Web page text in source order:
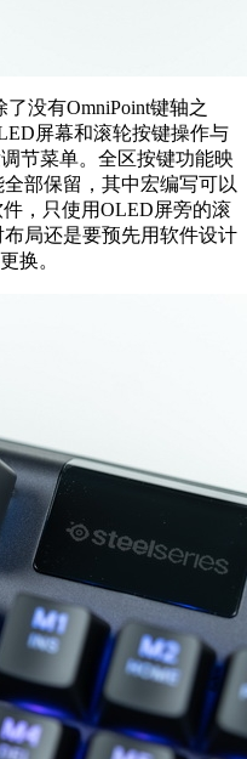
没有OmniPoint键轴之
屏幕和滚轮按键操作与
节菜单。全区按键功能映
部保留，其中宏编写可以
件，只使用OLED屏旁的滚
局还是要预先用软件设计
换。